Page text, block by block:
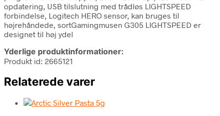
opdatering, USB tilslutning med trådløs LIGHTSPEED
forbindelse, Logitech HERO sensor, kan bruges til
højrehåndede, sortGamingmusen G305 LIGHTSPEED er
designet til høj ydel
Yderlige produktinformationer:
Produkt id: 2665121
Relaterede varer